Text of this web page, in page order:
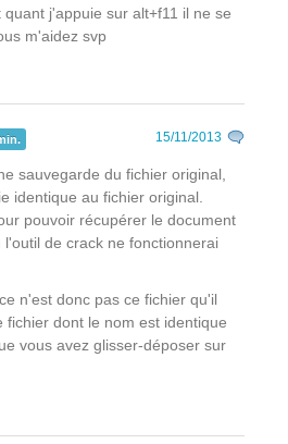
j'appuie sur alt+f11 il ne se
m'aidez svp
15/11/2013
sauvegarde du fichier original,
identique au fichier original.
pouvoir récupérer le document
de crack ne fonctionnerai
n'est donc pas ce fichier qu'il
fichier dont le nom est identique
vous avez glisser-déposer sur